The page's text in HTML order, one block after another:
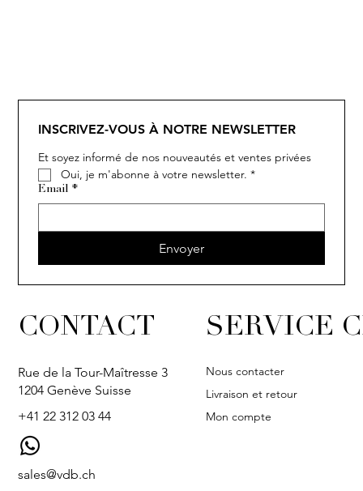
INSCRIVEZ-VOUS À NOTRE NEWSLETTER
Et soyez informé de nos nouveautés et ventes privées
Oui, je m'abonne à votre newsletter. *
Email *
Envoyer
CONTACT
Rue de la Tour-Maîtresse 3
1204 Genève Suisse
+41 22 312 03 44
sales@vdb.ch
SERVICE
Nous contacter
Livraison et retour
Mon compte